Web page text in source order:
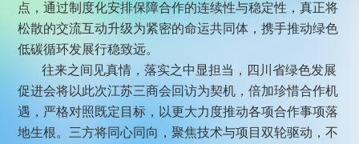
点，通过制度化安排保障合作的连续性与稳定性，真正将
松散的交流互动升级为紧密的命运共同体，携手推动绿色
低碳循环发展行稳致远。
往来之间见真情，落实之中显担当，四川省绿色发展
促进会将以此次江苏三商会回访为契机，倍加珍惜合作机
遇，严格对照既定目标，以更大力度推动各项合作事项落
地生根。三方将同心同向，聚焦技术与项目双轮驱动，不